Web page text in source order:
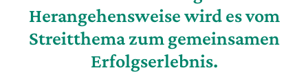
Herangehensweise wird es vom
Streitthema zum gemeinsamen
Erfolgserlebnis.